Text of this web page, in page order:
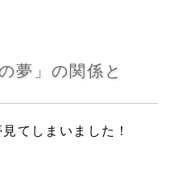
夢」の関係と
てしまいました！